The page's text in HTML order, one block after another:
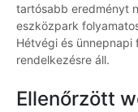
tartósabb eredményt
eszközpark
Hétvégi és
rendelkezésre áll.
Ellenőrzött